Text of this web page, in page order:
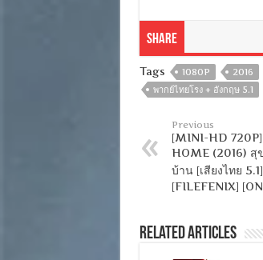
Share
Tags 1080P 2016
พากย์ไทยโรง + อังกฤษ 5.1
Previous
[MINI-HD 720P]
HOME (2016)
บ้าน [เสียงไทย
[FILEFENIX]
Related Articles